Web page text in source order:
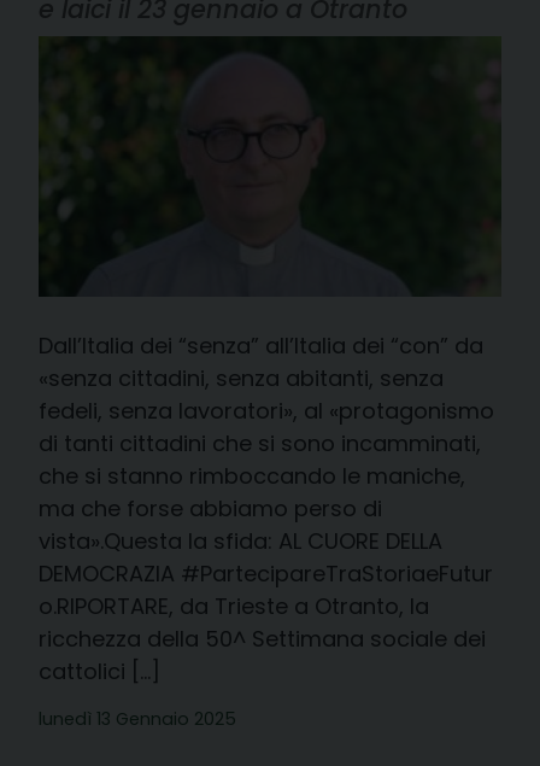
e laici il 23 gennaio a Otranto
Dall’Italia dei “senza” all’Italia dei “con” da
«senza cittadini, senza abitanti, senza
fedeli, senza lavoratori», al «protagonismo
di tanti cittadini che si sono incamminati,
che si stanno rimboccando le maniche,
ma che forse abbiamo perso di
vista».Questa la sfida: AL CUORE DELLA
DEMOCRAZIA #PartecipareTraStoriaeFutur
o.RIPORTARE, da Trieste a Otranto, la
ricchezza della 50^ Settimana sociale dei
cattolici […]
lunedì 13 Gennaio 2025